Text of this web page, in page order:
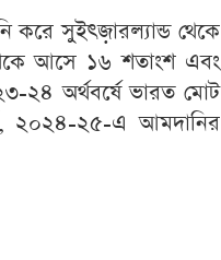
করে সুইৎজ়ারল্যান্ড থেকে
আসে ১৬ শতাংশ এবং
২৪ অর্থবর্ষে ভারত মোট
২০২৪-২৫-এ আমদানির